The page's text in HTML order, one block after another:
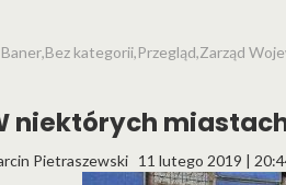
Baner,Bez kategorii,Przegląd,Zarząd
niektórych
Pietraszewski 11 lutego 2019 |